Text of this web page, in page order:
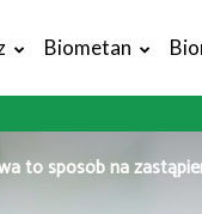
Biometan
to sposób na